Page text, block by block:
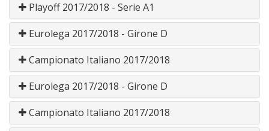
Playoff 2017/2018 - Serie A1
Eurolega 2017/2018 - Girone D
Campionato Italiano 2017/2018
Eurolega 2017/2018 - Girone D
Campionato Italiano 2017/2018